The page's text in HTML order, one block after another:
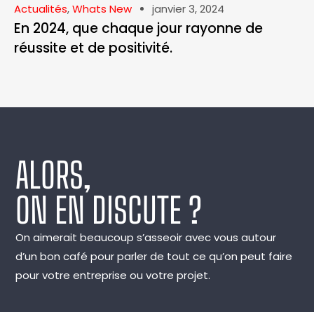
Actualités,Whats New janvier 3, 2024
En 2024, que chaque jour rayonne de
réussite et de positivité.
ALORS,
ON EN DISCUTE ?
On aimerait beaucoup s’asseoir avec vous autour
d’un bon café pour parler de tout ce qu’on peut faire
pour votre entreprise ou votre projet.